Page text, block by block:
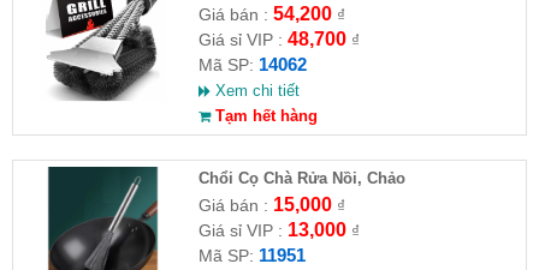
Giá bán : 54,200₫
Giá sỉ VIP : 48,700₫
Mã SP: 14062
Xem chi tiết
Tạm hết hàng
Chổi Cọ Chà Rửa Nồi, Chảo
Giá bán : 15,000₫
Giá sỉ VIP : 13,000₫
Mã SP: 11951